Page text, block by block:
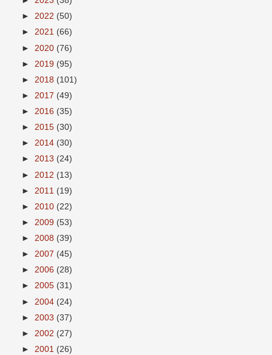
► 2022 (50)
► 2021 (66)
► 2020 (76)
► 2019 (95)
► 2018 (101)
► 2017 (49)
► 2016 (35)
► 2015 (30)
► 2014 (30)
► 2013 (24)
► 2012 (13)
► 2011 (19)
► 2010 (22)
► 2009 (53)
► 2008 (39)
► 2007 (45)
► 2006 (28)
► 2005 (31)
► 2004 (24)
► 2003 (37)
► 2002 (27)
► 2001 (26)